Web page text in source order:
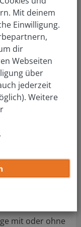
nicht
wurden. Oder
Marken
Baujahr.
beim Export-
Sie sich
Risiko, beim
oder
ist viel zu
von sehr alten
und kauft zu
mit oder ohne
Mit deinem
Einwilligung.
dir
Webseiten
über
jederzeit
Weitere